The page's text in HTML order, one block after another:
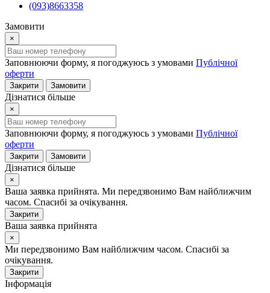
(093)8663358
Замовити
×
Заповнюючи форму, я погоджуюсь з умовами Публічної
оферти
Закрити Замовити
Дізнатися більше
×
Заповнюючи форму, я погоджуюсь з умовами Публічної
оферти
Закрити Замовити
Дізнатися більше
×
Ваша заявка прийнята. Ми передзвонимо Вам найближчим
часом. Спасибі за очікування.
Закрити
Ваша заявка прийнята
×
Ми передзвонимо Вам найближчим часом. Спасибі за
очікування.
Закрити
Інформація